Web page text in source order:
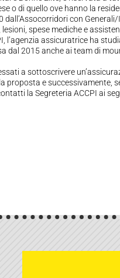
o di quello ove hanno la
con
spese mediche e
l’agenzia assicuratrice ha
dal 2015 anche ai team di
a sottoscrivere
proposta e successivamente,
la Segreteria ACCPI ai